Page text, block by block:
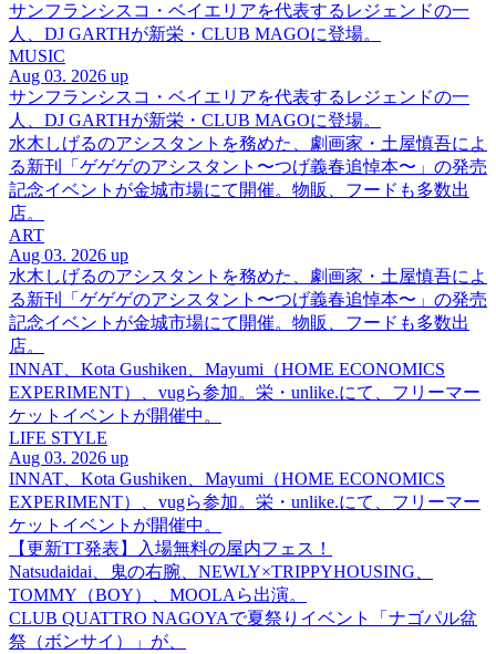
サンフランシスコ・ベイエリアを代表するレジェンドの一
人、DJ GARTHが新栄・CLUB MAGOに登場。
MUSIC
Aug 03. 2026 up
サンフランシスコ・ベイエリアを代表するレジェンドの一
人、DJ GARTHが新栄・CLUB MAGOに登場。
水木しげるのアシスタントを務めた、劇画家・土屋慎吾によ
る新刊「ゲゲゲのアシスタント〜つげ義春追悼本〜」の発売
記念イベントが金城市場にて開催。物販、フードも多数出
店。
ART
Aug 03. 2026 up
水木しげるのアシスタントを務めた、劇画家・土屋慎吾によ
る新刊「ゲゲゲのアシスタント〜つげ義春追悼本〜」の発売
記念イベントが金城市場にて開催。物販、フードも多数出
店。
INNAT、Kota Gushiken、Mayumi（HOME ECONOMICS
EXPERIMENT）、vugら参加。栄・unlike.にて、フリーマー
ケットイベントが開催中。
LIFE STYLE
Aug 03. 2026 up
INNAT、Kota Gushiken、Mayumi（HOME ECONOMICS
EXPERIMENT）、vugら参加。栄・unlike.にて、フリーマー
ケットイベントが開催中。
【更新TT発表】入場無料の屋内フェス！
Natsudaidai、鬼の右腕、NEWLY×TRIPPYHOUSING、
TOMMY（BOY）、MOOLAら出演。
CLUB QUATTRO NAGOYAで夏祭りイベント「ナゴパル盆
祭（ボンサイ）」が、